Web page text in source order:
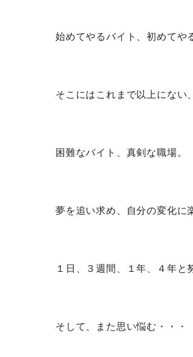
始めてやるバイト、初めてや
そこにはこれまで以上にない
困難なバイト、真剣な職場。
夢を追い求め、自分の変化に
１日、３週間、１年、４年と
そして、また思い悩む・・・